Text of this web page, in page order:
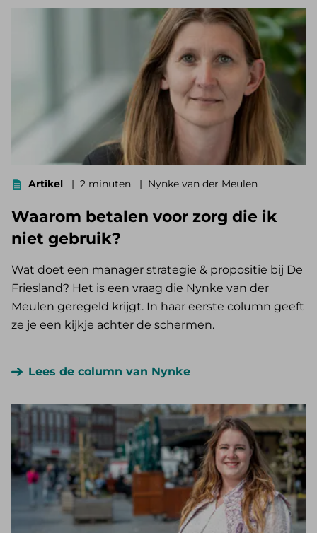
Artikel 2 minuten Nynke van der Meulen
Waarom betalen voor zorg die ik
niet gebruik?
Wat doet een manager strategie & propositie bij De
Friesland? Het is een vraag die Nynke van der
Meulen geregeld krijgt. In haar eerste column geeft
ze je een kijkje achter de schermen.
Lees de column van Nynke